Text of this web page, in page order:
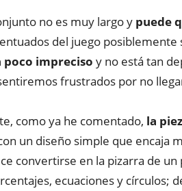
no es muy largo y puede
del juego
poco impreciso y no está tan
frustrados por no
como ya he comentado, la
un diseño simple que encaja
convertirse en la pizarra de
ecuaciones y círculos;